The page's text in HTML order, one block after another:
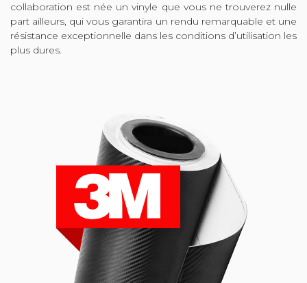
collaboration est née un vinyle que vous ne trouverez nulle
part ailleurs, qui vous garantira un rendu remarquable et une
résistance exceptionnelle dans les conditions d’utilisation les
plus dures.